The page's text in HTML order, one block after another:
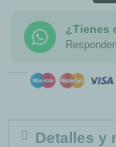
¿Tienes
Detalles y